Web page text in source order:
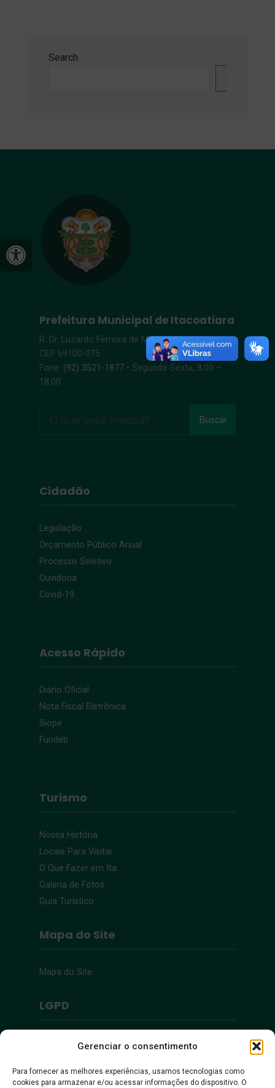
Open toolbar
Gerenciar o consentimento
Para fornecer as melhores experiências, usamos tecnologias como
cookies para armazenar e/ou acessar informações do dispositivo. O
Search
Prefeitura Municipal de Itacoatiara
R. Dr. Luzardo Ferreira de Melo, s/n – Centro |
CEP 69100-075
Fone: (92) 3521-1877 • Segunda-Sexta, 8:00 –
18:00
Buscar
Cidadão
Legislação
Orçamento Público Anual
Processo Seletivo
Ouvidoria
Covid-19
Acesso Rápido
Diário Oficial
Nota Fiscal Eletrônica
Siope
Fundeb
Turismo
Nossa História
Locais Para Visitar
O Que Fazer em Ita
Galeria de Fotos
Guia Turístico
Mapa do Site
Mapa do Site
LGPD
Política de Privacidade
Acessibilidade